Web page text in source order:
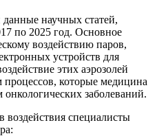
научных статей,
по 2025 год. Основное
воздействию паров,
устройств для
этих аэрозолей
которые медицина
заболеваний.
специалисты